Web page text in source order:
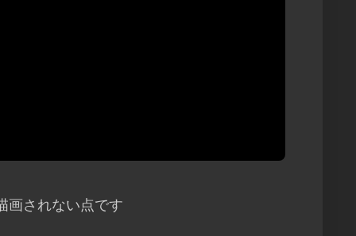
画されない点です